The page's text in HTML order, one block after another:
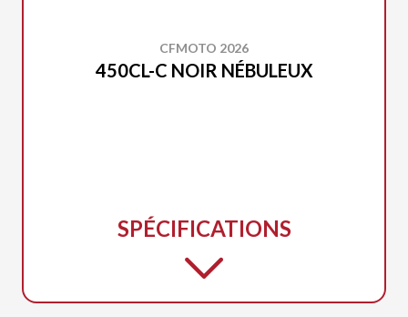
CFMOTO 2026
450CL-C NOIR NÉBULEUX
SPÉCIFICATIONS